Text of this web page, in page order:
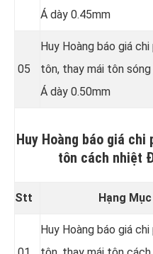
Á dày 0.45mm
05
Huy Hoàng báo giá
tôn, thay mái tôn
Á dày 0.50mm
Huy Hoàng báo giá
tôn cách nhiệt
Stt Hạng Mục
Huy Hoàng báo giá